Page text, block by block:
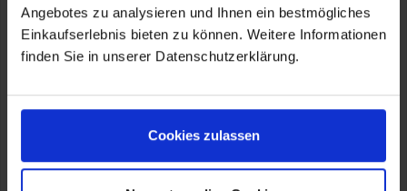
Angebotes zu analysieren und Ihnen ein bestmögliches
Einkaufserlebnis bieten zu können. Weitere Informationen
finden Sie in unserer Datenschutzerklärung.
Cookies zulassen
Wunderlich GmbH
Verantwortliche Person für die EU
KOHL automobile GmbH eCom